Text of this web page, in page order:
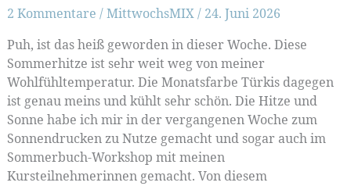
2 Kommentare /MittwochsMIX/ 24. Juni 2026
Puh, ist das heiß geworden in dieser Woche. Diese
Sommerhitze ist sehr weit weg von meiner
Wohlfühltemperatur. Die Monatsfarbe Türkis dagegen
ist genau meins und kühlt sehr schön. Die Hitze und
Sonne habe ich mir in der vergangenen Woche zum
Sonnendrucken zu Nutze gemacht und sogar auch im
Sommerbuch-Workshop mit meinen
Kursteilnehmerinnen gemacht. Von diesem